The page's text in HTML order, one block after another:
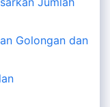
Golongan dan